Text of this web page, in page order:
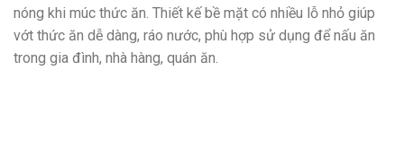
nóng khi múc thức ăn. Thiết kế bề mặt có nhiều lỗ nhỏ giúp
vớt thức ăn dễ dàng, ráo nước, phù hợp sử dụng để nấu ăn
trong gia đình, nhà hàng, quán ăn.